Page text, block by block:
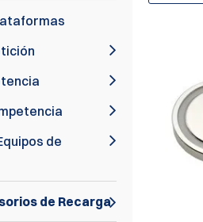
de
de Recarga